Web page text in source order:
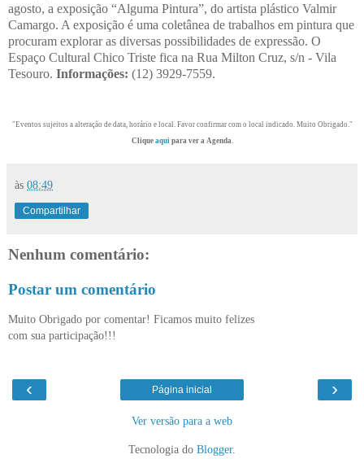
agosto, a exposição “Alguma Pintura”, do artista plástico Valmir
Camargo. A exposição é uma coletânea de trabalhos em pintura que
procuram explorar as diversas possibilidades de expressão. O
Espaço Cultural Chico Triste fica na Rua Milton Cruz, s/n - Vila
Tesouro. Informações: (12) 3929-7559.
"Eventos sujeitos a alteração de data, horário e local. Favor confirmar com o local indicado. Muito Obrigado."
Clique aqui para ver a Agenda.
às 08:49
Compartilhar
Nenhum comentário:
Postar um comentário
Muito Obrigado por comentar! Ficamos muito felizes
com sua participação!!!
‹ ›
Página inicial
Ver versão para a web
Tecnologia do Blogger.